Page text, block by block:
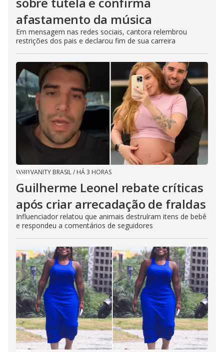
afastamento da música
Em mensagem nas redes sociais, cantora relembrou
restrições dos pais e declarou fim de sua carreira
VANITY BRASIL/ HÁ 3 HORAS
Guilherme Leonel rebate críticas
após criar arrecadação de fraldas
Influenciador relatou que animais destruíram itens de bebê
e respondeu a comentários de seguidores